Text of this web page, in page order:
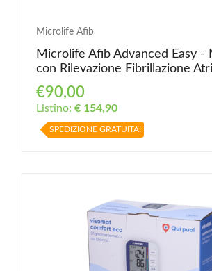
Microlife Afib
Microlife Afib Advanced Easy -
con Rilevazione Fibrillazione
€90,00
Listino: € 154,90
SPEDIZIONE GRATUITA!